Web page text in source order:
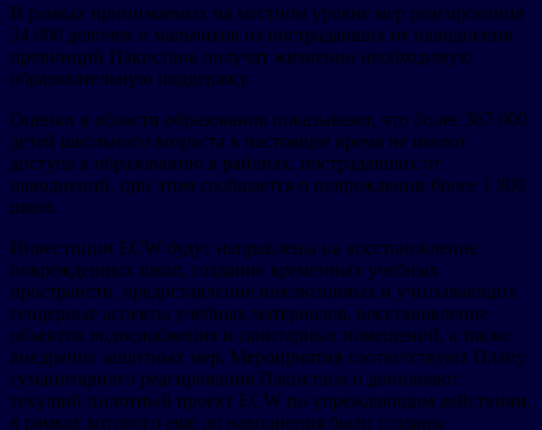
В рамках принимаемых на местном уровне мер реагирования
34 000 девочек и мальчиков из пострадавших от наводнения
провинций Пакистана получат жизненно необходимую
образовательную поддержку.
Оценки в области образования показывают, что более 367 000
детей школьного возраста в настоящее время не имеют
доступа к образованию в районах, пострадавших от
наводнений, при этом сообщается о повреждении более 1 800
школ.
Инвестиции ECW будут направлены на восстановление
поврежденных школ, создание временных учебных
пространств, предоставление инклюзивных и учитывающих
гендерные аспекты учебных материалов, восстановление
объектов водоснабжения и санитарных помещений, а также
внедрение защитных мер. Мероприятия соответствуют Плану
гуманитарного реагирования Пакистана и дополняют
текущий пилотный проект ECW по упреждающим действиям,
в рамках которого еще до наводнения были созданы